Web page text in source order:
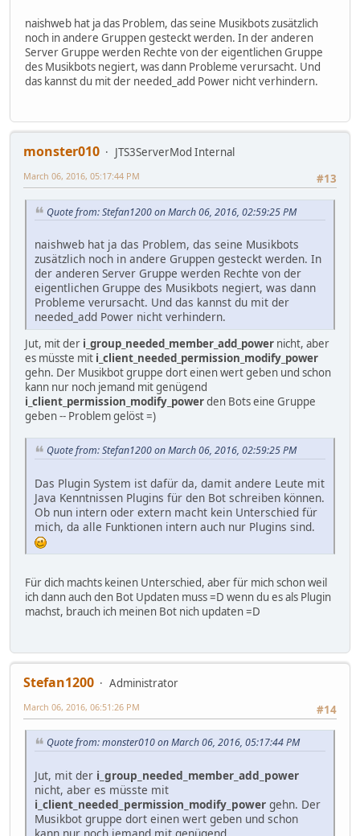
naishweb hat ja das Problem, das seine Musikbots zusätzlich
noch in andere Gruppen gesteckt werden. In der anderen
Server Gruppe werden Rechte von der eigentlichen Gruppe
des Musikbots negiert, was dann Probleme verursacht. Und
das kannst du mit der needed_add Power nicht verhindern.
monster010
JTS3ServerMod Internal
#13
March 06, 2016, 05:17:44 PM
Quote from: Stefan1200 on March 06, 2016, 02:59:25 PM
naishweb hat ja das Problem, das seine Musikbots
zusätzlich noch in andere Gruppen gesteckt werden. In
der anderen Server Gruppe werden Rechte von der
eigentlichen Gruppe des Musikbots negiert, was dann
Probleme verursacht. Und das kannst du mit der
needed_add Power nicht verhindern.
Jut, mit der i_group_needed_member_add_power nicht, aber
es müsste mit i_client_needed_permission_modify_power
gehn. Der Musikbot gruppe dort einen wert geben und schon
kann nur noch jemand mit genügend
i_client_permission_modify_powerden Bots eine Gruppe
geben -- Problem gelöst =)
Quote from: Stefan1200 on March 06, 2016, 02:59:25 PM
Das Plugin System ist dafür da, damit andere Leute mit
Java Kenntnissen Plugins für den Bot schreiben können.
Ob nun intern oder extern macht kein Unterschied für
mich, da alle Funktionen intern auch nur Plugins sind.
Für dich machts keinen Unterschied, aber für mich schon weil
ich dann auch den Bot Updaten muss =D wenn du es als Plugin
machst, brauch ich meinen Bot nich updaten =D
Stefan1200
Administrator
#14
March 06, 2016, 06:51:26 PM
Quote from: monster010 on March 06, 2016, 05:17:44 PM
Jut, mit der i_group_needed_member_add_power
nicht, aber es müsste mit
i_client_needed_permission_modify_power gehn. Der
Musikbot gruppe dort einen wert geben und schon
kann nur noch jemand mit genügend